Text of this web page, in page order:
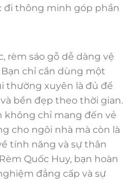
đi thông minh góp phần
rèm sáo gỗ dễ dàng vệ
chỉ cần dùng một
thường xuyên là đủ để
bền đẹp theo thời gian.
không chỉ mang đến vẻ
cho ngôi nhà mà còn là
tính năng và sự thân
Quốc Huy, bạn hoàn
đẳng cấp và sự